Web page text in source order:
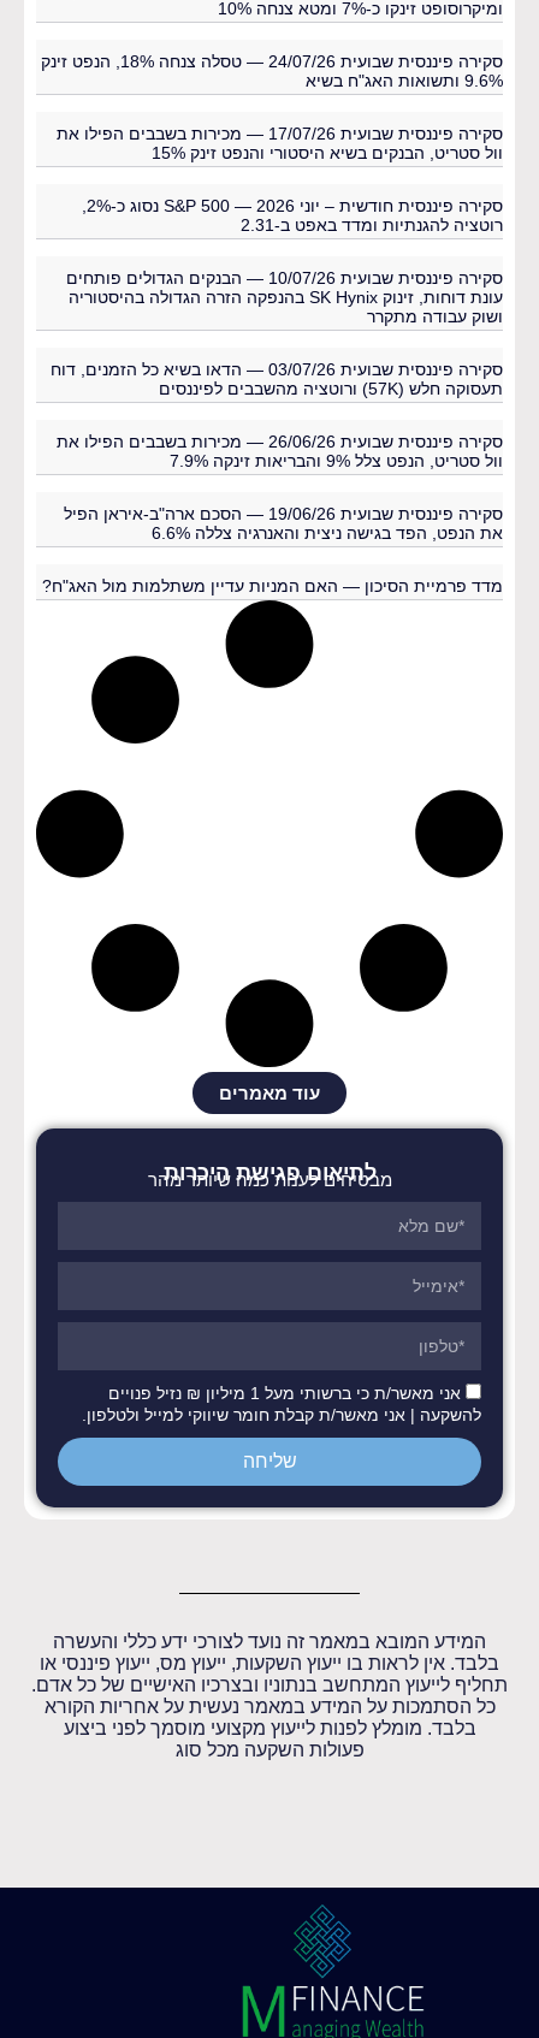
ומיקרוסופט זינקו כ-7% ומטא צנחה 10%
סקירה פיננסית שבועית 24/07/26 — טסלה צנחה 18%, הנפט זינק
9.6% ותשואות האג"ח בשיא
סקירה פיננסית שבועית 17/07/26 — מכירות בשבבים הפילו את
וול סטריט, הבנקים בשיא היסטורי והנפט זינק 15%
רוטציה להגנתיות ומדד באפט ב-2.31
סקירה פיננסית שבועית 10/07/26 — הבנקים הגדולים פותחים
עונת דוחות, זינוק SK Hynix בהנפקה הזרה הגדולה בהיסטוריה
ושוק עבודה מתקרר
סקירה פיננסית שבועית 03/07/26 — הדאו בשיא כל הזמנים, דוח
תעסוקה חלש (57K) ורוטציה מהשבבים לפיננסים
סקירה פיננסית שבועית 26/06/26 — מכירות בשבבים הפילו את
וול סטריט, הנפט צלל 9% והבריאות זינקה 7.9%
סקירה פיננסית שבועית 19/06/26 — הסכם ארה"ב-איראן הפיל
את הנפט, הפד בגישה ניצית והאנרגיה צללה 6.6%
מדד פרמיית הסיכון — האם המניות עדיין משתלמות מול האג"ח?
עוד מאמרים
לתיאום פגישת היכרות
מבטיחים לענות כמה שיותר מהר
אני מאשר/ת כי ברשותי מעל 1 מיליון ₪ נזיל פנויים
להשקעה | אני מאשר/ת קבלת חומר שיווקי למייל ולטלפון.
שליחה
המידע המובא במאמר זה נועד לצורכי ידע כללי והעשרה
בלבד. אין לראות בו ייעוץ השקעות, ייעוץ מס, ייעוץ פיננסי או
תחליף לייעוץ המתחשב בנתוניו ובצרכיו האישיים של כל אדם.
כל הסתמכות על המידע במאמר נעשית על אחריות הקורא
בלבד. מומלץ לפנות לייעוץ מקצועי מוסמך לפני ביצוע
פעולות השקעה מכל סוג